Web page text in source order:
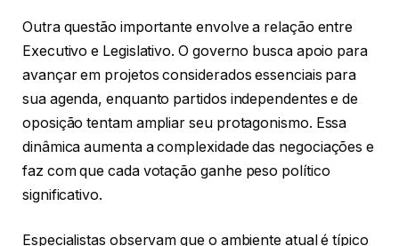
Outra questão importante envolve a relação entre
Executivo e Legislativo. O governo busca apoio para
avançar em projetos considerados essenciais para
sua agenda, enquanto partidos independentes e de
oposição tentam ampliar seu protagonismo. Essa
dinâmica aumenta a complexidade das negociações e
faz com que cada votação ganhe peso político
significativo.
Especialistas observam que o ambiente atual é típico